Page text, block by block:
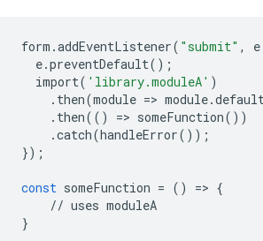
form .addEventListener( "submit" , e
e.preventDefault();
import( 'library.moduleA' )
. then(module => module.
. then(() => someFunction())
.catch(handleError());
});
const someFunction = () => {
// uses moduleA
}